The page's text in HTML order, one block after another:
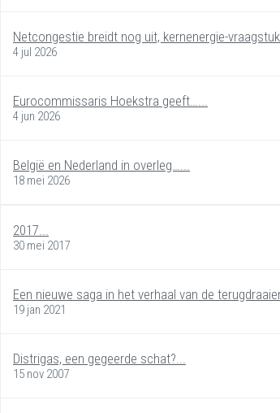
Netcongestie breidt nog uit, kernenergie-
4 jul 2026
Eurocommissaris Hoekstra geeft…...
4 jun 2026
België en Nederland in overleg…...
18 mei 2026
2017...
30 mei 2017
Een nieuwe saga in het verhaal van de
19 jan 2021
Distrigas, een gegeerde schat?...
15 nov 2007